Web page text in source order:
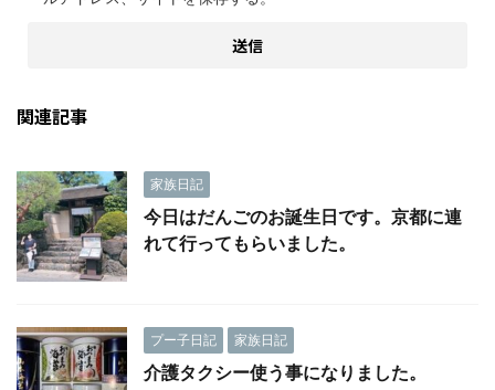
関連記事
家族日記
今日はだんごのお誕生日です。京都に連
れて行ってもらいました。
プー子日記 家族日記
介護タクシー使う事になりました。